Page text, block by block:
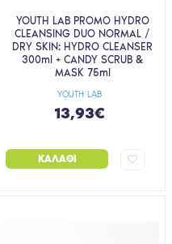
YOUTH LAB
YOUTH LAB PROMO HYDRO
CLEANSING DUO NORMAL /
DRY SKIN: HYDRO CLEANSER
300ml + CANDY SCRUB &
MASK 75ml
13,93€
ΚΑΛΆΘΙ